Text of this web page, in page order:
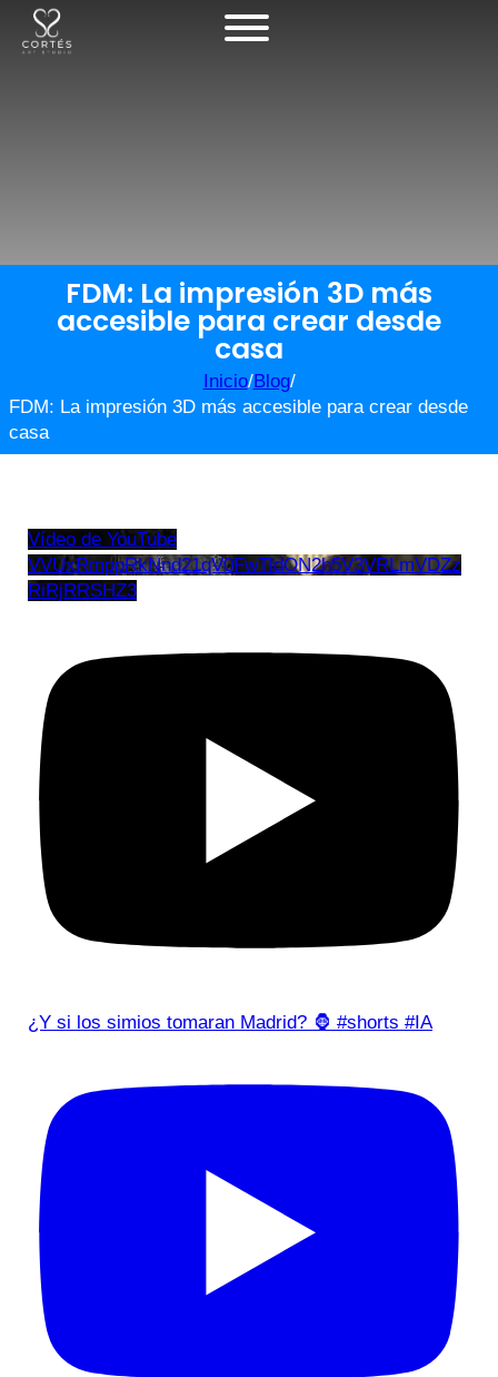
FDM: La impresión 3D más
accesible para crear desde
casa
Inicio/Blog/
FDM: La impresión 3D más accesible para crear desde
casa
Vídeo de YouTube
VVUxRmppRkNnd21qV0FwTldON2h5V3VRLmVDZz
RiRjRRSHZ3
¿Y si los simios tomaran Madrid? 🦍 #shorts #IA